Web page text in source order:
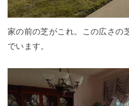
家の前の芝がこれ。この広さの
でいます。